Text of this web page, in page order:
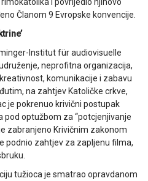
Članom 9 Evropske konvencije.
Institut für audiovisuelle
neprofitna organizacija,
komunikacije i zabavu
na zahtjev Katoličke crkve,
je pokrenuo krivični postupak
optužbom za “potcjenjivanje
zabranjeno Krivičnim zakonom
podnio zahtjev za zapljenu filma,
tužioca je smatrao opravdanom